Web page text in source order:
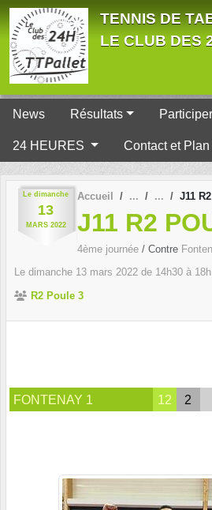
TENNIS DE
LE CLUB DES
News Résultats Participer
24 HEURES Contact et Plan
Le dimanche
13
MARS 2022
Accueil J11
J11 R2
4ème journée / Contre
Le dimanche 13 mars 2022 de 14h30 à 18h
R2 Poule 3
FONTENAY 1 12 2
Panneau de gestion des cookies